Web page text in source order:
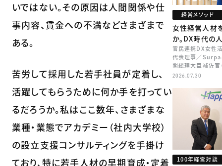
いではない。その原因は人間関係や仕
事内容、賃金への不満などさまざまで
ある。
苦労して採用した若手社員が定着し、
活躍してもらうために何か手を打ってい
るだろうか。私はここ数年、さまざまな
業種・業態でアカデミー（社内大学校）
の設立支援コンサルティングを手掛け
ており、特に若手人材の早期育成・定着
経営メソッド
女性経営人材
か。DX時代の
官民連携DX女性
代表理事／
閣総理大臣補佐官
矢田 稚子
2026.07.30
100年経営対談